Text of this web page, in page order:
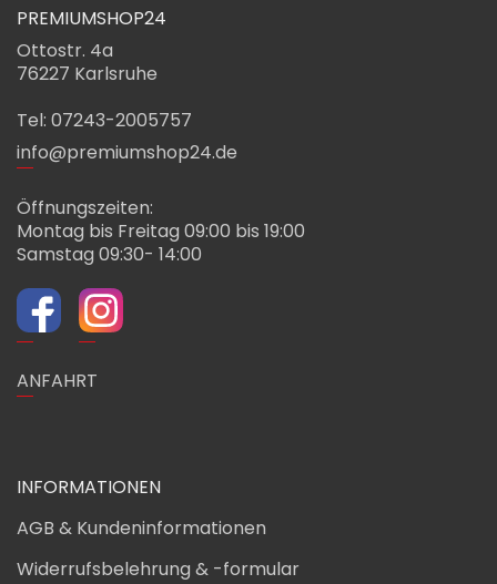
PREMIUMSHOP24
Ottostr. 4a
76227 Karlsruhe
Tel: 07243-2005757
info@premiumshop24.de
Öffnungszeiten:
Montag bis Freitag 09:00 bis 19:00
Samstag 09:30- 14:00
ANFAHRT
INFORMATIONEN
AGB & Kundeninformationen
Widerrufsbelehrung & -formular